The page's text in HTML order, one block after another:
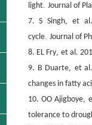
light. Journal of
7. S Singh,et
cycle. Journal of
8. EL Fry, et al.
9. B Duarte, et
changes in fatty
10. OO Ajigboye,
tolerance to